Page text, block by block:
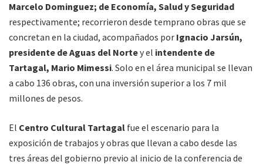
Marcelo Dominguez; de Economía, Salud y Seguridad
respectivamente; recorrieron desde temprano obras que se
concretan en la ciudad, acompañados por Ignacio Jarsún,
presidente de Aguas del Nortey el intendente de
Tartagal, Mario Mimessi. Solo en el área municipal se llevan
a cabo 136 obras, con una inversión superior a los 7 mil
millones de pesos.
El Centro Cultural Tartagal fue el escenario para la
exposición de trabajos y obras que llevan a cabo desde las
tres áreas del gobierno previo al inicio de la conferencia de